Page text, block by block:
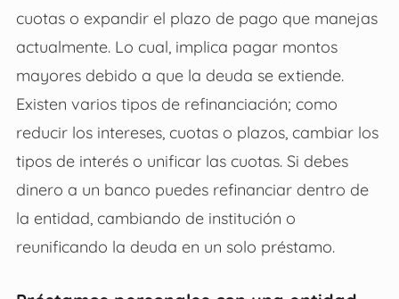
cuotas o expandir el plazo de pago que manejas
actualmente. Lo cual, implica pagar montos
mayores debido a que la deuda se extiende.
Existen varios tipos de refinanciación; como
reducir los intereses, cuotas o plazos, cambiar los
tipos de interés o unificar las cuotas. Si debes
dinero a un banco puedes refinanciar dentro de
la entidad, cambiando de institución o
reunificando la deuda en un solo préstamo.